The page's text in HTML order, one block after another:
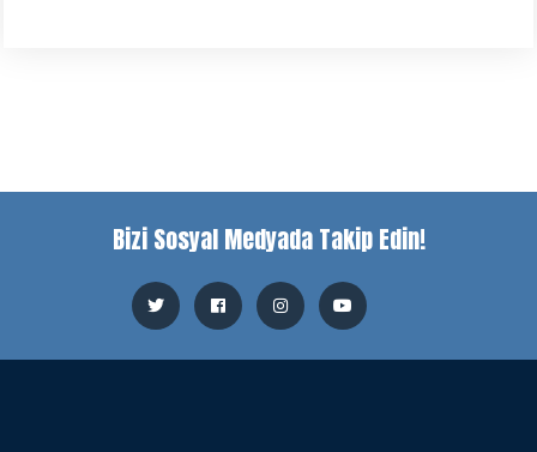
Bizi Sosyal Medyada Takip Edin!